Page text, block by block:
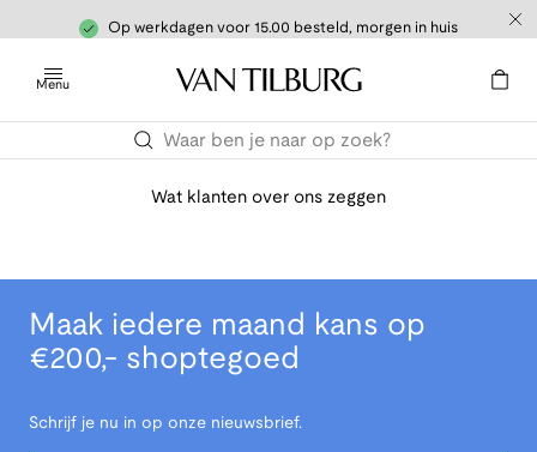
Op werkdagen voor 15.00 besteld, morgen in huis
Menu
Wat klanten over ons zeggen
Maak iedere maand kans op
€200,- shoptegoed
Schrijf je nu in op onze nieuwsbrief.